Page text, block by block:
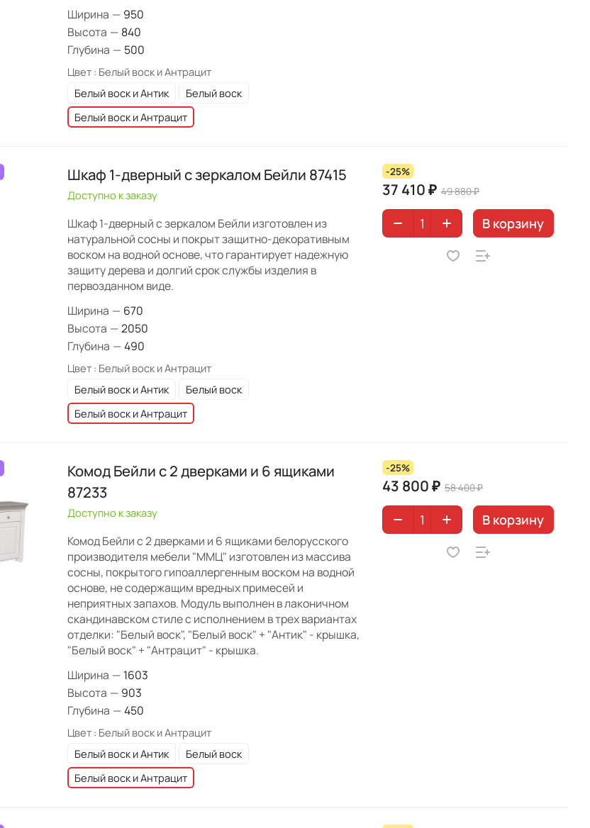
Ширина — 950
Высота — 840
Глубина — 500
Цвет : Белый воск и Антрацит
Белый воск и Антик
Белый воск
Белый воск и Антрацит
Шкаф 1-дверный с зеркалом Бейли 87415
Доступно к заказу
Шкаф 1-дверный с зеркалом Бейли изготовлен из
натуральной сосны и покрыт защитно-декоративным
воском на водной основе, что гарантирует надежную
защиту дерева и долгий срок службы изделия в
первозданном виде.
Ширина — 670
Высота —2050
Глубина —490
Цвет : Белый воск и Антрацит
Белый воск и Антик
Белый воск
Белый воск и Антрацит
-25%
37 410 ₽ 49 880 ₽
В корзину
Комод Бейли с 2 дверками и 6 ящиками
87233
Доступно к заказу
Комод Бейли с 2 дверками и 6 ящиками белорусского
производителя мебели "ММЦ" изготовлен из массива
сосны, покрытого гипоаллергенным воском на водной
основе, не содержащим вредных примесей и
неприятных запахов. Модуль выполнен в лаконичном
скандинавском стиле с исполнением в трех вариантах
отделки: "Белый воск", "Белый воск" + "Антик" - крышка,
"Белый воск" + "Антрацит" - крышка.
Ширина — 1603
Высота — 903
Глубина —450
Цвет : Белый воск и Антрацит
Белый воск и Антик
Белый воск
Белый воск и Антрацит
-25%
43 800 ₽ 58 400 ₽
В корзину